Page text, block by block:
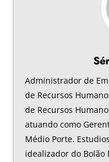
Administrador de
de Recursos
de Recursos
atuando como
Médio Porte.
idealizador do Bolão